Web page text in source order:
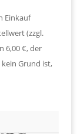
Einkauf
(zzgl.
6,00 €, der
Grund ist,